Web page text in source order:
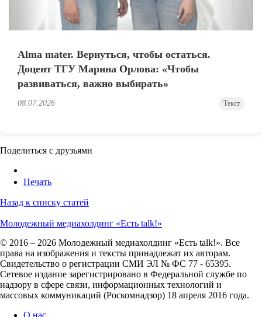
Alma mater. Вернуться, чтобы остаться.
Доцент ТГУ Марина Орлова: «Чтобы
развиваться, важно выбирать»
08.07.2026 Текст
Поделиться с друзьями
Печать
Назад к списку статей
Молодежный медиахолдинг «Есть talk!»
© 2016 – 2026 Молодежный медиахолдинг «Есть talk!». Все
права на изображения и тексты принадлежат их авторам.
Свидетельство о регистрации СМИ ЭЛ № ФС 77 - 65395.
Сетевое издание зарегистрировано в Федеральной службе по
надзору в сфере связи, информационных технологий и
массовых коммуникаций (Роскомнадзор) 18 апреля 2016 года.
О нас